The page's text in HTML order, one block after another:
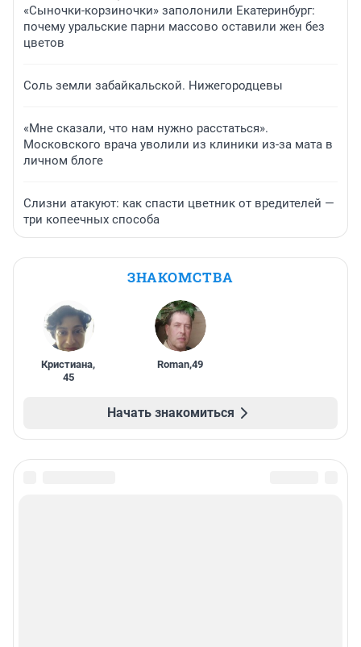
«Сыночки-корзиночки» заполонили Екатеринбург:
почему уральские парни массово оставили жен без
цветов
Соль земли забайкальской. Нижегородцевы
«Мне сказали, что нам нужно расстаться».
Московского врача уволили из клиники из-за мата в
личном блоге
Слизни атакуют: как спасти цветник от вредителей —
три копеечных способа
ЗНАКОМСТВА
Кристиана,
45
Roman,49
Начать знакомиться